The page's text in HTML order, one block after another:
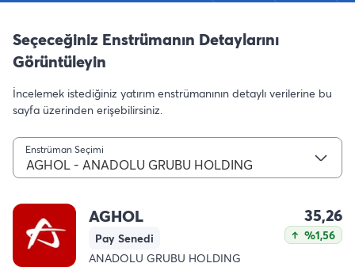
Seçeceğiniz Enstrümanın Detaylarını
Görüntüleyin
İncelemek istediğiniz yatırım enstrümanının detaylı verilerine bu
sayfa üzerinden erişebilirsiniz.
Enstrüman Seçimi
AGHOL - ANADOLU GRUBU HOLDING
AGHOL
Pay Senedi
ANADOLU GRUBU HOLDING
35,26
%1,56